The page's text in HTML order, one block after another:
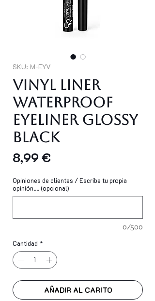
SKU: M-EYV
Vinyl Liner
Waterproof
Eyeliner Glossy
Black
8,99 €
Opiniones de clientes / Escribe tu propia
opinión.... (opcional)
0/500
Cantidad *
AÑADIR AL CARITO